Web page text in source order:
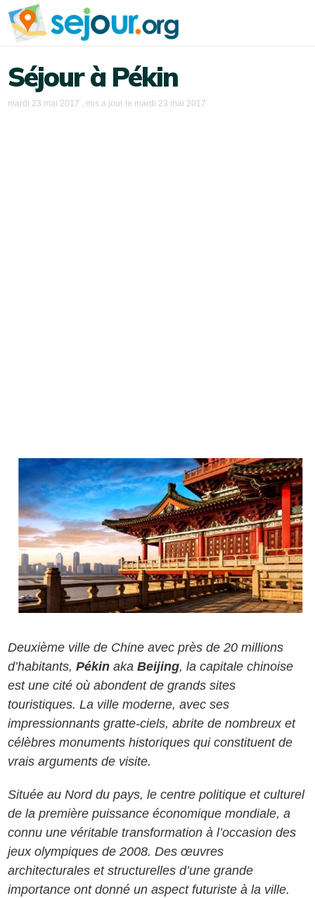
Séjour à Pékin
mardi 23 mai 2017 , mis a jour le mardi 23 mai 2017
Deuxième ville de Chine avec près de 20 millions
d’habitants,Pékin akaBeijing, la capitale chinoise
est une cité où abondent de grands sites
touristiques. La ville moderne, avec ses
impressionnants gratte-ciels, abrite de nombreux et
célèbres monuments historiques qui constituent de
vrais arguments de visite.
Située au Nord du pays, le centre politique et culturel
de la première puissance économique mondiale, a
connu une véritable transformation à l’occasion des
jeux olympiques de 2008. Des œuvres
architecturales et structurelles d’une grande
importance ont donné un aspect futuriste à la ville.